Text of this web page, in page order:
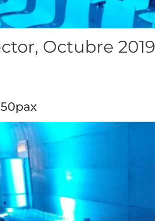
Octubre 2019